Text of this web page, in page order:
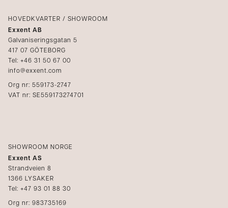
Kataloger
Mediabank
Bli forhandler
HOVEDKVARTER / SHOWROOM
Exxent AB
Galvaniseringsgatan 5
417 07 GÖTEBORG
Tel: +46 31 50 67 00
info@exxent.com
Org nr: 559173-2747
VAT nr: SE559173274701
SHOWROOM NORGE
Exxent AS
Strandveien 8
1366 LYSAKER
Tel: +47 93 01 88 30
Org nr: 983735169